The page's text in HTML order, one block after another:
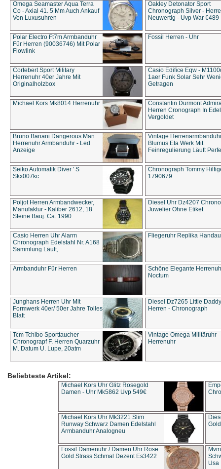
Omega Seamaster Aqua Terra
Co - Axial 41. 5 Mm Auch Ankauf
Von Luxusuhren
Oakley Detonator Sport
Chronograph Silver -
Neuwertig - Uvp War €489
Polar Electro Ft7m Armbanduhr
Für Herren (90036746) Mit Polar
Flowlink
Fossil Herren - Uhr
Cortebert Sport Military
Herrenuhr 40er Jahre Mit
Originalholzbox
Casio Edifice Eqw -
1aer Funk Solar Sehr
Getragen
Michael Kors Mk8014 Herrenuhr
Constantin Durmont
Herren Cronograph In
Vergoldet
Bruno Banani Dangerous Man
Herrenuhr Armbanduhr - Led
Anzeige
Vintage
Blumus Eta Werk Mit
Feinregulierung Läuft
Seiko Automatik Diver ' S
Skx007kc
Chronograph Tommy
1790679
Poljot Herren Armbandwecker,
Manufaktur - Kaliber 2612, 18
Steine Bauj. Ca. 1990
Diesel Uhr Dz4207
Juwelier Ohne Etiket
Casio Herren Uhr Alarm
Chronograph Edelstahl Nr. A168
Sammlung Läuft,
Fliegeruhr Replika
Armbanduhr Für Herren
Schöne Elegante
Noctum
Junghans Herren Uhr Mit
Formwerk 40er/ 50er Jahre Tolles
Blatt
Diesel Dz7265 Little Daddy
Herren - Chronograph
Tcm Tchibo Sporttaucher
Chronograpf F. Herren Quarzuhr
M. Datum U. Lupe, 20atm
Vintage Omega Militäruhr
Herrenuhr
Beliebteste Artikel:
Michael Kors Uhr Glitz Rosegold
Damen - Uhr Mk5862 Uvp 549€
Michael Kors Uhr Mk3221 Slim
Runway Schwarz Damen Edelstahl
Armbanduhr Analogneu
Fossil Damenuhr / Damen Uhr Rose
Gold Strass Schmal Dezent Es3422
Usa